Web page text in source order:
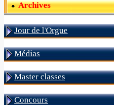
Archives
Jour de l'Orgue
Médias
Master classes
Concours